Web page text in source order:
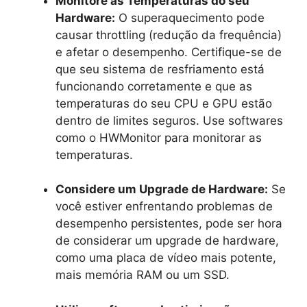
Hardware: O superaquecimento pode
causar throttling (redução da frequência)
e afetar o desempenho. Certifique-se de
que seu sistema de resfriamento está
funcionando corretamente e que as
temperaturas do seu CPU e GPU estão
dentro de limites seguros. Use softwares
como o HWMonitor para monitorar as
temperaturas.
Considere um Upgrade de Hardware: Se
você estiver enfrentando problemas de
desempenho persistentes, pode ser hora
de considerar um upgrade de hardware,
como uma placa de vídeo mais potente,
mais memória RAM ou um SSD.